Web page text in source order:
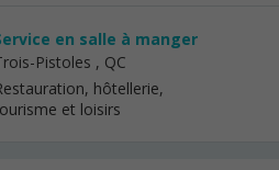
en salle à manger
Pistoles , QC
hôtellerie,
et loisirs